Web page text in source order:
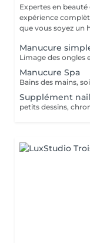
Expertes en
expérience
que vous soyez un
Manucure
Limage des ongles
Manucure Spa
Supplément
petits dessins,